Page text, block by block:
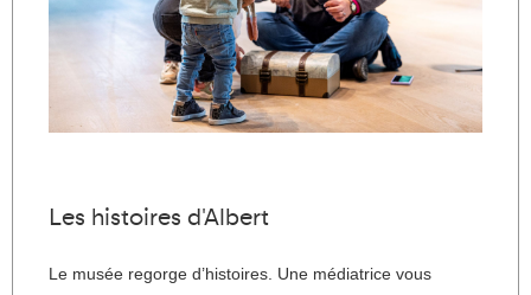
Les histoires d'Albert
Le musée regorge d’histoires. Une médiatrice vous